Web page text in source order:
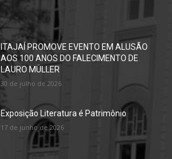
ITAJAÍ PROMOVE EVENTO EM ALUSÃO
AOS 100 ANOS DO FALECIMENTO DE
LAURO MÜLLER
30 de julho de 2026
Exposição Literatura é Patrimônio
17 de junho de 2026